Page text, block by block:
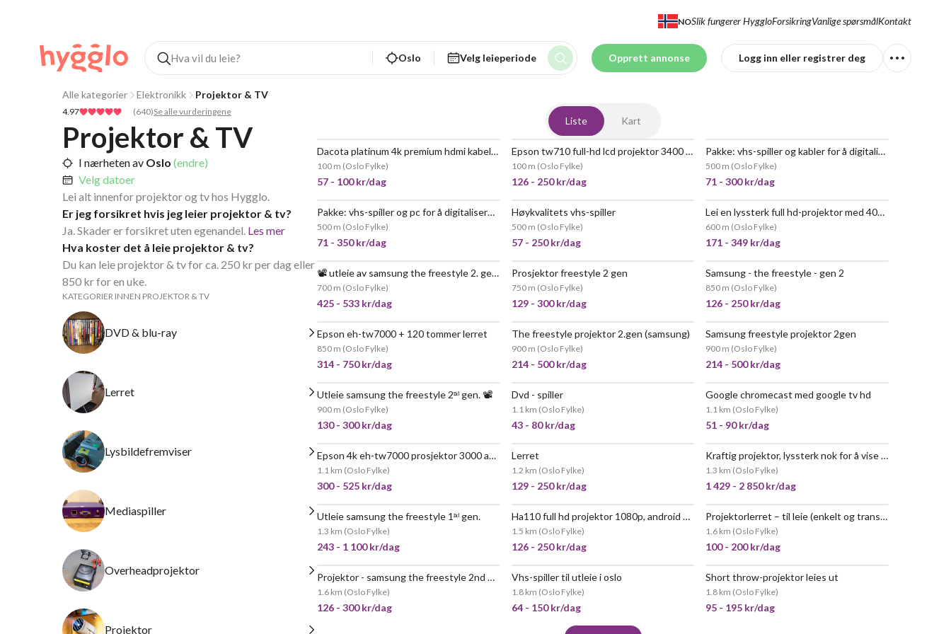
NOSlik fungerer HyggloForsikringVanlige spørsmålKontakt
Oslo Velg leieperiode Opprett annonse Logg inn eller registrer deg
Alle kategorier Elektronikk Projektor & TV
4.97 (640)Se alle vurderingene
Projektor & TV
I nærheten av Oslo (endre)
Velg datoer
Lei alt innenfor projektor og tv hos Hygglo.
Er jeg forsikret hvis jeg leier projektor & tv?
Ja. Skader er forsikret uten egenandel. Les mer
Hva koster det å leie projektor & tv?
Du kan leie projektor & tv for ca. 250 kr per dag eller
850 kr for en uke.
KATEGORIER INNEN PROJEKTOR & TV
DVD & blu-ray
Lerret
Lysbildefremviser
Mediaspiller
Overheadprojektor
Projektor
Liste Kart
POPULÆR Dacota platinum 4k premium hdmi kabel 10m
100 m (Oslo Fylke)
57 - 100 kr/dag
VELDIG POPULÆR Epson tw710 full-hd lcd projektor 3400 lumen
100 m (Oslo Fylke)
126 - 250 kr/dag
Pakke: vhs-spiller og kabler for å digitalisere video
500 m (Oslo Fylke)
71 - 300 kr/dag
POPULÆR Pakke: vhs-spiller og pc for å digitalisere video
500 m (Oslo Fylke)
71 - 350 kr/dag
Høykvalitets vhs-spiller
500 m (Oslo Fylke)
57 - 250 kr/dag
POPULÆR Lei en lyssterk full hd-projektor med 4000 lumen
600 m (Oslo Fylke)
171 - 349 kr/dag
📽️ utleie av samsung the freestyle 2. gen. 📽️
700 m (Oslo Fylke)
425 - 533 kr/dag
Prosjektor freestyle 2 gen
750 m (Oslo Fylke)
129 - 300 kr/dag
Samsung - the freestyle - gen 2
850 m (Oslo Fylke)
126 - 250 kr/dag
POPULÆR
Epson eh-tw7000 + 120 tommer lerret
850 m (Oslo Fylke)
314 - 750 kr/dag
VELDIG POPULÆR
The freestyle projektor 2.gen (samsung)
900 m (Oslo Fylke)
214 - 500 kr/dag
VELDIG POPULÆR
Samsung freestyle projektor 2gen
900 m (Oslo Fylke)
214 - 500 kr/dag
VELDIG POPULÆR
Utleie samsung the freestyle 2ⁿᵈ gen. 📽️
900 m (Oslo Fylke)
130 - 300 kr/dag
Dvd - spiller
1.1 km (Oslo Fylke)
43 - 80 kr/dag
Google chromecast med google tv hd
1.1 km (Oslo Fylke)
51 - 90 kr/dag
VELDIG POPULÆR Epson 4k eh-tw7000 prosjektor 3000 ansi-lumen
1.1 km (Oslo Fylke)
300 - 525 kr/dag
Lerret
1.2 km (Oslo Fylke)
129 - 250 kr/dag
Kraftig projektor, lyssterk nok for å vise i dagslys (5700 lumens) - xgimi horizon 20 max
1.3 km (Oslo Fylke)
1 429 - 2 850 kr/dag
Utleie samsung the freestyle 1ⁿᵈ gen.
1.3 km (Oslo Fylke)
243 - 1 100 kr/dag
Ha110 full hd projektor 1080p, android 11 & 1000 ansi
1.5 km (Oslo Fylke)
126 - 250 kr/dag
Projektorlerret – til leie (enkelt og transportabelt
1.6 km (Oslo Fylke)
100 - 200 kr/dag
POPULÆR Projektor - samsung the freestyle 2nd gen + lerret + bærbart batteri
1.6 km (Oslo Fylke)
126 - 300 kr/dag
Vhs-spiller til utleie i oslo
1.8 km (Oslo Fylke)
64 - 150 kr/dag
VELDIG POPULÆR
Short throw-projektor leies ut
1.8 km (Oslo Fylke)
95 - 195 kr/dag